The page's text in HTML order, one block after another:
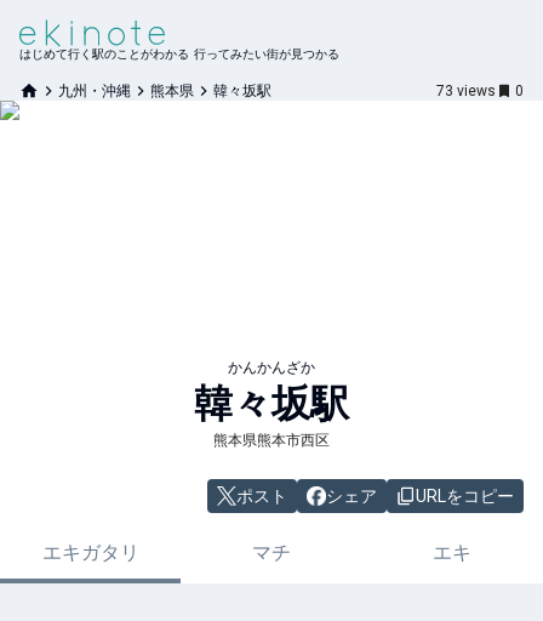
はじめて行く駅のことがわかる 行ってみたい街が見つかる
九州・沖縄 熊本県 韓々坂駅 73 views 0
かんかんざか
韓々坂駅
熊本県熊本市西区
ポスト シェア URLをコピー
エキガタリ マチ エキ